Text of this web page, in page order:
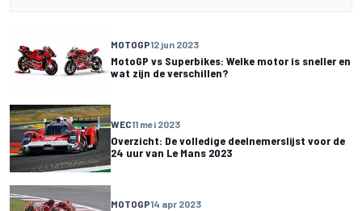
MOTOGP12 jun 2023
MotoGP vs Superbikes: Welke motor is sneller en
wat zijn de verschillen?
WEC11 mei 2023
Overzicht: De volledige deelnemerslijst voor de
24 uur van Le Mans 2023
MOTOGP14 apr 2023